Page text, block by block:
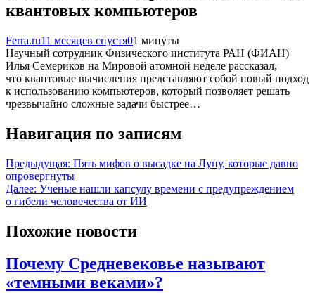
квантовых компьютеров
Ferra.ru11 месяцев спустя01 минуты
Научный сотрудник Физического института РАН (ФИАН)
Илья Семериков на Мировой атомной неделе рассказал,
что квантовые вычисления представляют собой новый подход
к использованию компьютеров, который позволяет решать
чрезвычайно сложные задачи быстрее…
Навигация по записям
Предыдущая: Пять мифов о высадке на Луну, которые давно
опровергнуты
Далее: Ученые нашли капсулу времени с предупреждением
о гибели человечества от ИИ
Похожие новости
Почему Средневековье называют
«темными веками»?